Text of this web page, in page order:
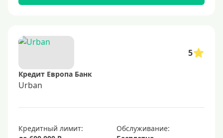
UnionPay
Мир
Золотые
5
Кредит Европа Банк
Urban
Кредитный лимит:
Обслуживание: